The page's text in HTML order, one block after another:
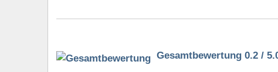
Gesamtbewertung 0.2 /